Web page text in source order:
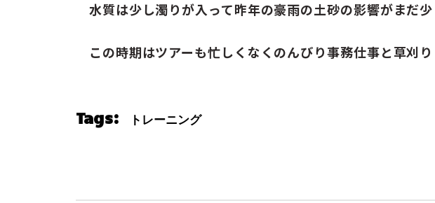
水質は少し濁りが入って昨年の豪雨の土砂の影響がまだ少
この時期はツアーも忙しくなくのんびり事務仕事と草刈り
Tags: トレーニング